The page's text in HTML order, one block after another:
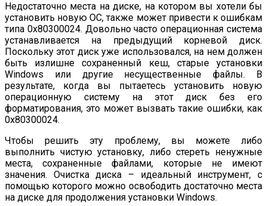
Недостаточно места на диске, на котором вы хотели бы
установить новую ОС, также может привести к ошибкам
типа 0x80300024. Довольно часто операционная система
устанавливается на предыдущий корневой диск.
Поскольку этот диск уже использовался, на нем должен
быть излишне сохраненный кеш, старые установки
Windows или другие несущественные файлы. В
результате, когда вы пытаетесь установить новую
операционную систему на этот диск без его
форматирования, это может вызвать такие ошибки, как
0x80300024.
Чтобы решить эту проблему, вы можете либо
выполнить чистую установку, либо стереть ненужные
места, сохраненные файлами, которые не имеют
значения. Очистка диска – идеальный инструмент, с
помощью которого можно освободить достаточно места
на диске для продолжения установки Windows.